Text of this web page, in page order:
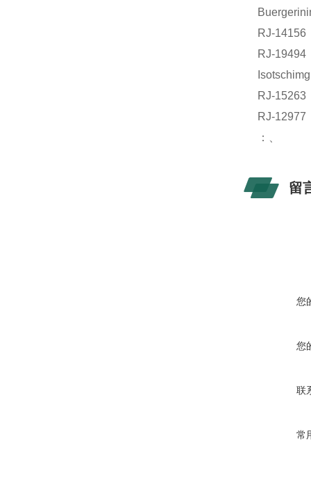
RJ-
RJ-
RJ-
RJ-
：、
留
您
您
联
常